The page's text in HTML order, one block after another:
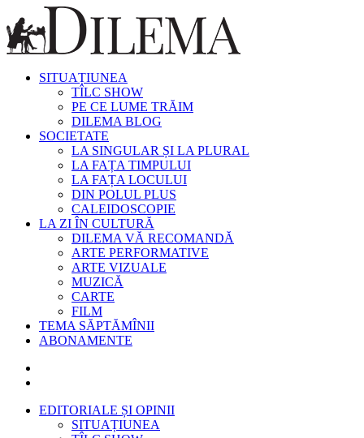
SITUAȚIUNEA
TÎLC SHOW
PE CE LUME TRĂIM
DILEMA BLOG
SOCIETATE
LA SINGULAR ȘI LA PLURAL
LA FAȚA TIMPULUI
LA FAȚA LOCULUI
DIN POLUL PLUS
CALEIDOSCOPIE
LA ZI ÎN CULTURĂ
DILEMA VĂ RECOMANDĂ
ARTE PERFORMATIVE
ARTE VIZUALE
MUZICĂ
CARTE
FILM
TEMA SĂPTĂMÎNII
ABONAMENTE
EDITORIALE ȘI OPINII
SITUAȚIUNEA